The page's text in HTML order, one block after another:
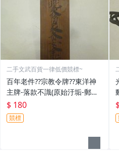
二手文武百貨一律低價競標~
百年老件??宗教令牌??東洋神
主牌-落款不識(原始汙垢-郵寄
免運費)罕見收藏品-60729
$ 180
競標